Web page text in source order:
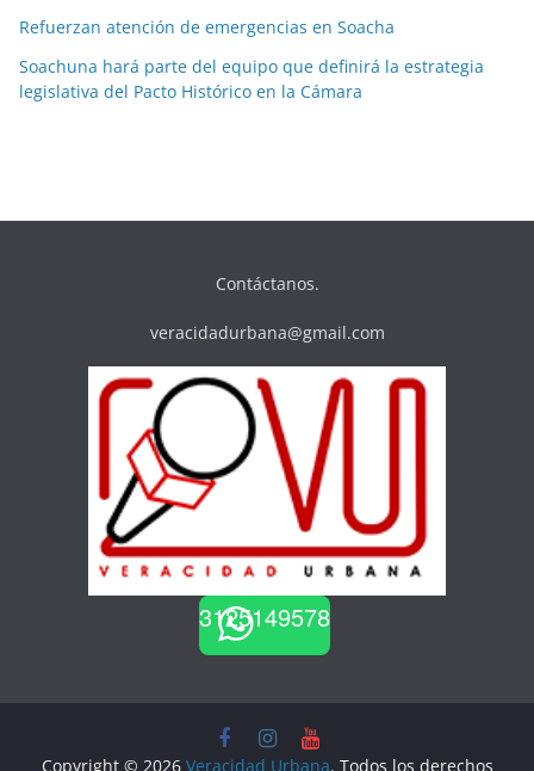
Refuerzan atención de emergencias en Soacha
Soachuna hará parte del equipo que definirá la estrategia
legislativa del Pacto Histórico en la Cámara
Contáctanos.
veracidadurbana@gmail.com
3125149578
Copyright © 2026 Veracidad Urbana. Todos los derechos